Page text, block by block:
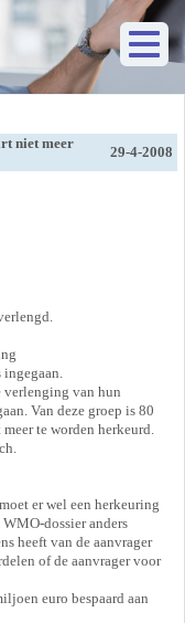
niet meer
29-4-2008
ingegaan.
verlenging van hun
Van deze groep is 80
te worden herkeurd.
er wel een herkeuring
dossier anders
heeft van de aanvrager
of de aanvrager voor
euro bespaard aan